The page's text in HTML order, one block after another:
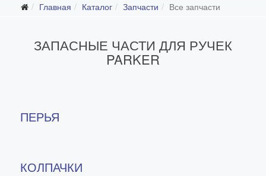
Главная Каталог Запчасти Все запчасти
ЗАПАСНЫЕ ЧАСТИ ДЛЯ РУЧЕК
PARKER
ПЕРЬЯ
КОЛПАЧКИ
Ежедневники
Ручки для гравировки
Аксессуары